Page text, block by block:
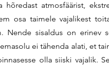
hõredast atmosfäärist,
osa taimele vajalikest
Nende sisaldus on erinev
ei tähenda alati, et
olla siiski vajalik.